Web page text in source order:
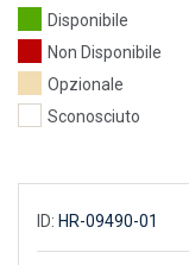
Disponibile
Non Disponibile
Opzionale
Sconosciuto
ID: HR-09490-01